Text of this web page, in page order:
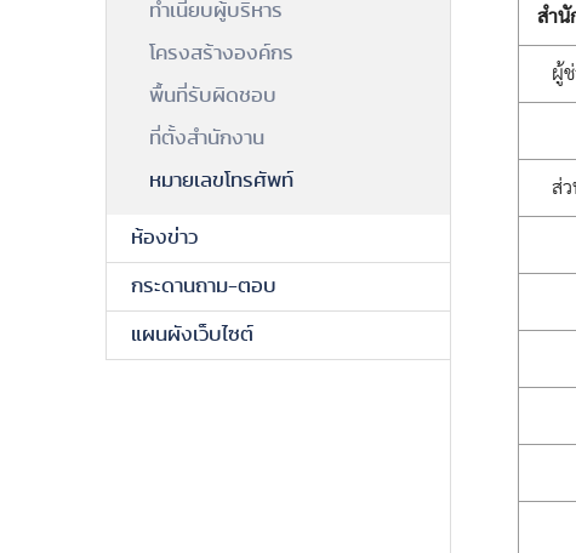
ทำเนียบผู้บริหาร
โครงสร้างองค์กร
พื้นที่รับผิดชอบ
ที่ตั้งสำนักงาน
หมายเลขโทรศัพท์
ห้องข่าว
กระดานถาม-ตอบ
แผนผังเว็บไซต์
สำนั
ผู้ช่
ผู้
ส่ว
หัว
ง
ง
ง
ง
ง